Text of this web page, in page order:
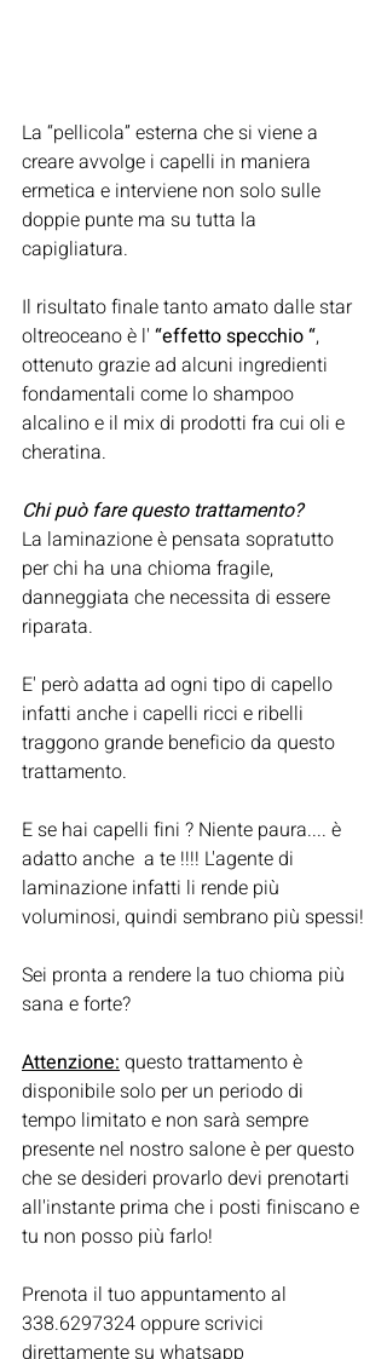
La “pellicola” esterna che si viene a
creare avvolge i capelli in maniera
ermetica e interviene non solo sulle
doppie punte ma su tutta la
capigliatura.
Il risultato finale tanto amato dalle star
oltreoceano è l' “effetto specchio “,
ottenuto grazie ad alcuni ingredienti
fondamentali come lo shampoo
alcalino e il mix di prodotti fra cui oli e
cheratina.
Chi può fare questo trattamento?
La laminazione è pensata sopratutto
per chi ha una chioma fragile,
danneggiata che necessita di essere
riparata.
E' però adatta ad ogni tipo di capello
infatti anche i capelli ricci e ribelli
traggono grande beneficio da questo
trattamento.
E se hai capelli fini ? Niente paura.... è
adatto anche  a te !!!! L'agente di
laminazione infatti li rende più
voluminosi, quindi sembrano più spessi!
Sei pronta a rendere la tuo chioma più
sana e forte?
Attenzione: questo trattamento è
disponibile solo per un periodo di
tempo limitato e non sarà sempre
presente nel nostro salone è per questo
che se desideri provarlo devi prenotarti
all'instante prima che i posti finiscano e
tu non posso più farlo!
Prenota il tuo appuntamento al
338.6297324 oppure scrivici
direttamente su whatsapp